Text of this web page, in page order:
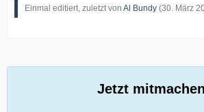
Einmal editiert, zuletzt von Al Bundy (30. März
Jetzt